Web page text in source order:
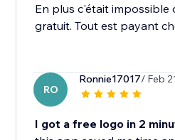
En plus c'était impossible
gratuit. Tout est payant
RO
Ronnie17017/ Feb
I got a free logo in 2